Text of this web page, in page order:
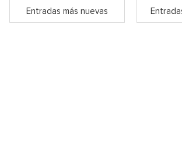
Entradas más nuevas